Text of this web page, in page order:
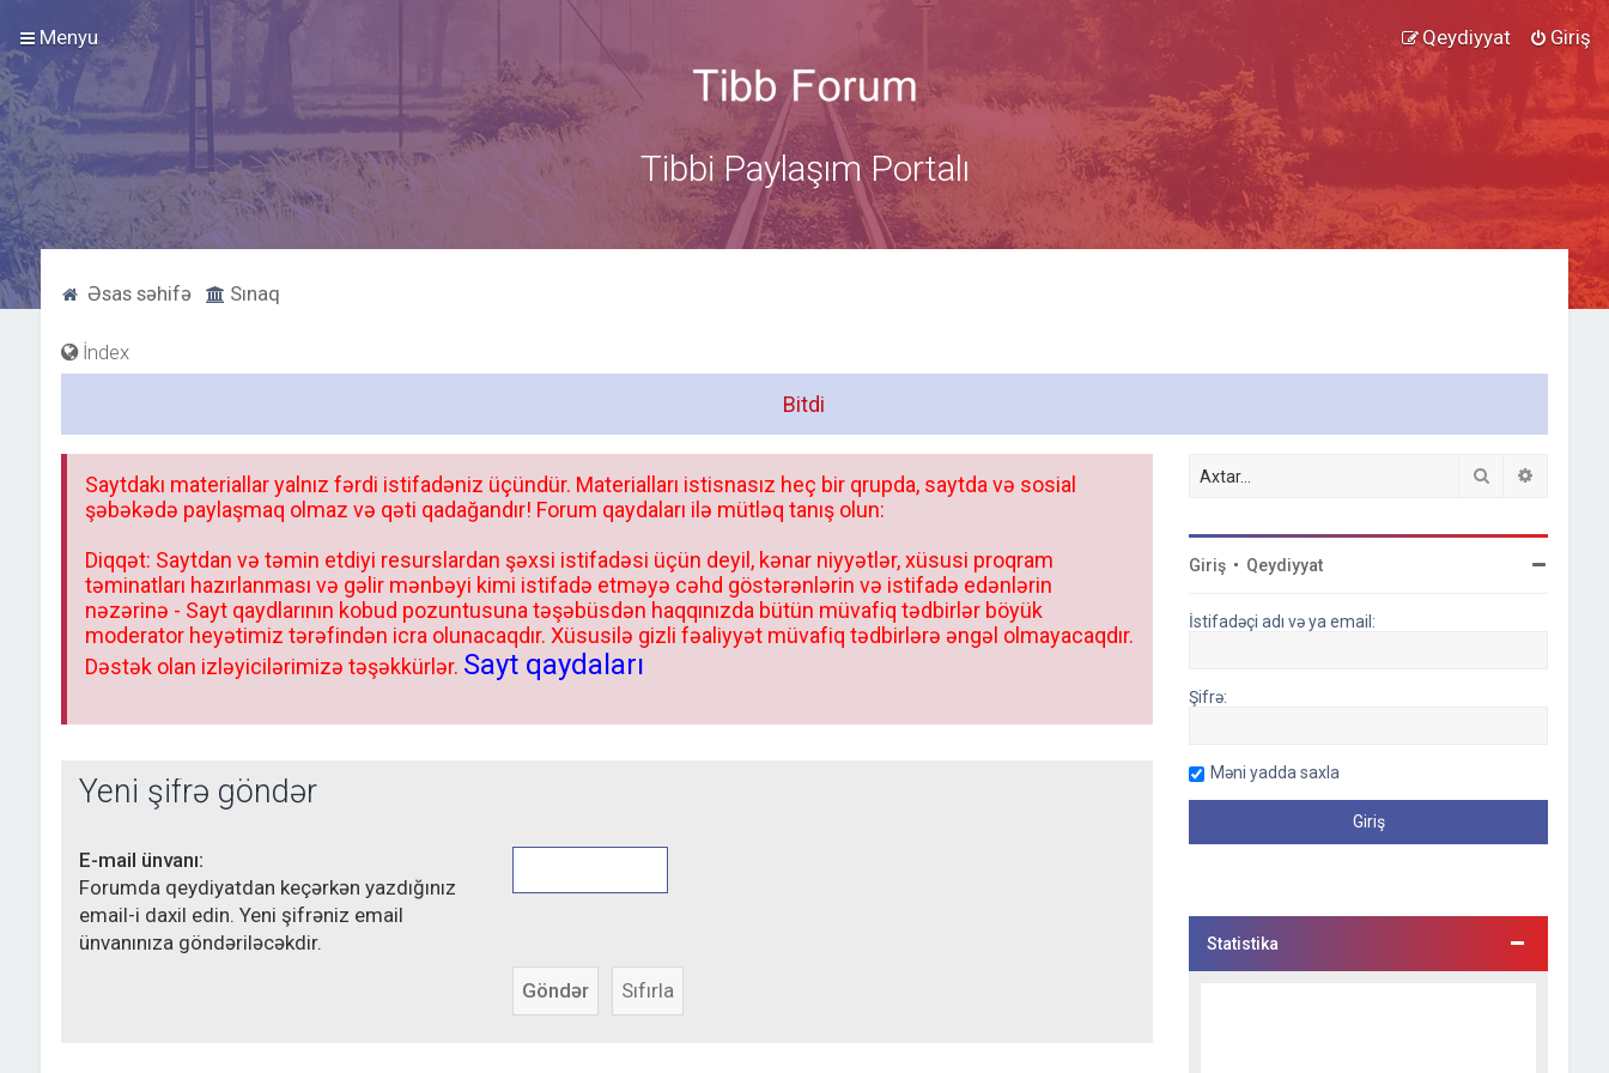
Menyu Giriş
Qeydiyyat
Tibbi Paylaşım Portalı
Əsas səhifə Sınaq
İndex
Bitdi
Saytdakı materiallar yalnız fərdi istifadəniz üçündür. Materialları istisnasız heç bir qrupda, saytda və sosial
şəbəkədə paylaşmaq olmaz və qəti qadağandır! Forum qaydaları ilə mütləq tanış olun:
Diqqət: Saytdan və təmin etdiyi resurslardan şəxsi istifadəsi üçün deyil, kənar niyyətlər, xüsusi proqram
təminatları hazırlanması və gəlir mənbəyi kimi istifadə etməyə cəhd göstərənlərin və istifadə edənlərin
nəzərinə - Sayt qaydlarının kobud pozuntusuna təşəbüsdən haqqınızda bütün müvafiq tədbirlər böyük
moderator heyətimiz tərəfindən icra olunacaqdır. Xüsusilə gizli fəaliyyət müvafiq tədbirlərə əngəl olmayacaqdır.
Dəstək olan izləyicilərimizə təşəkkürlər. Sayt qaydaları
Yeni şifrə göndər
E-mail ünvanı:
Forumda qeydiyatdan keçərkən yazdığınız
email-i daxil edin. Yeni şifrəniz email
ünvanınıza göndəriləcəkdir.
Axtar
Giriş • Qeydiyyat
İstifadəçi adı və ya email:
Şifrə:
Məni yadda saxla
Statistika